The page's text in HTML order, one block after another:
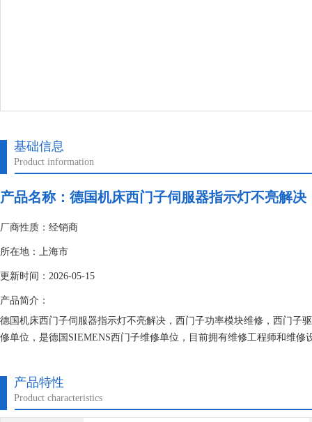
基础信息
Product information
产品名称： 德国机床西门子伺服器指示灯不亮解决
厂商性质：经销商
所在地：上海市
更新时间：2026-05-15
产品简介：
德国机床西门子伺服器指示灯不亮解决，西门子功率模块维修，西门子
修单位，是德国SIEMENS西门子维修单位，目前拥有维修工程师和维
产品特性
Product characteristics